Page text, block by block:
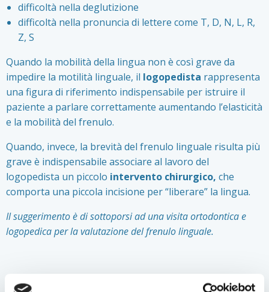
difficoltà nella deglutizione
difficoltà nella pronuncia di lettere come T, D, N, L, R,
Z, S
Quando la mobilità della lingua non è così grave da
impedire la motilità linguale, il logopedista rappresenta
una figura di riferimento indispensabile per istruire il
paziente a parlare correttamente aumentando l’elasticità
e la mobilità del frenulo.
Quando, invece, la brevità del frenulo linguale risulta più
grave è indispensabile associare al lavoro del
logopedista un piccolo intervento chirurgico, che
comporta una piccola incisione per “liberare” la lingua.
Il suggerimento è di sottoporsi ad una visita ortodontica e
logopedica per la valutazione del frenulo linguale.